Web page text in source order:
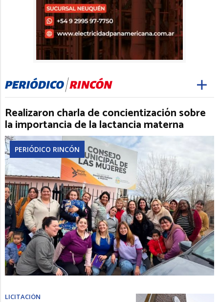
Realizaron charla de concientización sobre
la importancia de la lactancia materna
PERIÓDICO RINCÓN
LICITACIÓN